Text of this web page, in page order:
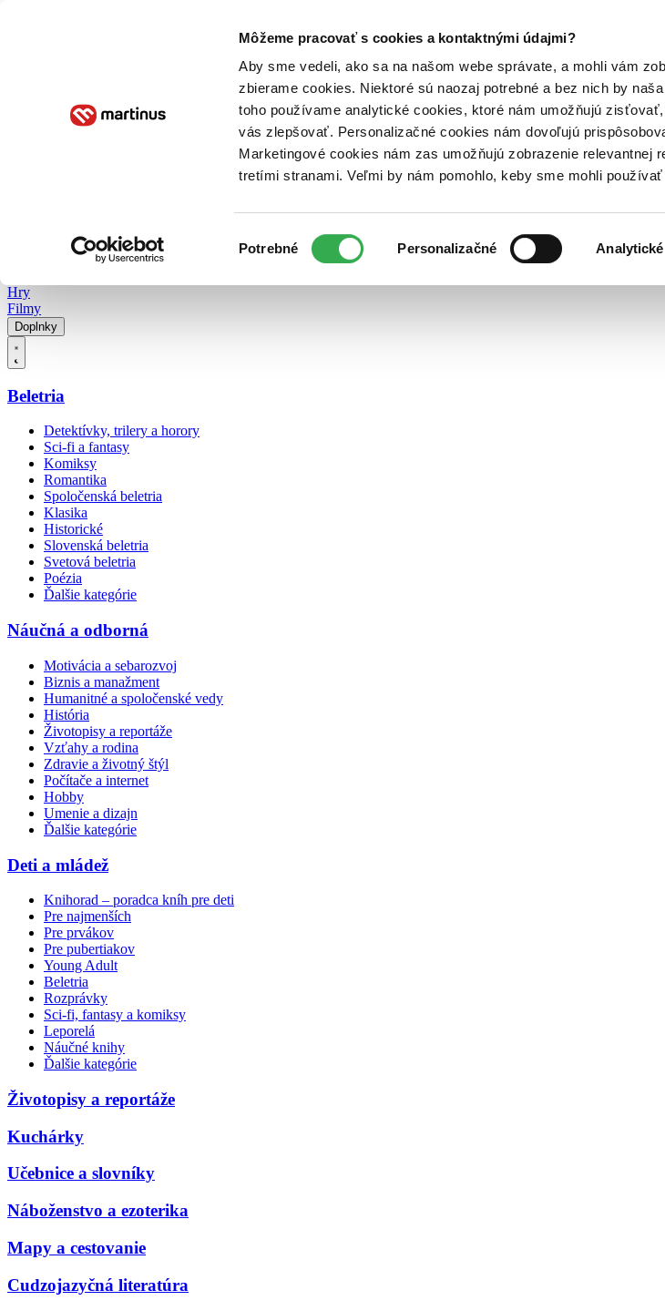
Môžeme pracovať s cookies a kontaktnými údajmi?
Aby sme vedeli, ako sa na našom webe správate, a mohli vám
zbierame cookies. Niektoré sú naozaj potrebné a bez nich by
toho používame analytické cookies, ktoré nám umožňujú
vás zlepšovať. Personalizačné cookies nám dovoľujú
Marketingové cookies nám zas umožňujú zobrazenie relevantnej
tretími stranami. Veľmi by nám pomohlo, keby sme mohli
súhlasu
Potrebné Personalizačné Analytické
Poukážky Kontakt
Hry
Filmy
Doplnky
Beletria
Detektívky, trilery a horory
Sci-fi a fantasy
Komiksy
Romantika
Spoločenská beletria
Klasika
Historické
Slovenská beletria
Svetová beletria
Poézia
Ďalšie kategórie
Náučná a odborná
Motivácia a sebarozvoj
Biznis a manažment
Humanitné a spoločenské vedy
História
Životopisy a reportáže
Vzťahy a rodina
Zdravie a životný štýl
Počítače a internet
Hobby
Umenie a dizajn
Ďalšie kategórie
Deti a mládež
Knihorad – poradca kníh pre deti
Pre najmenších
Pre prvákov
Pre pubertiakov
Young Adult
Beletria
Rozprávky
Sci-fi, fantasy a komiksy
Leporelá
Náučné knihy
Ďalšie kategórie
Životopisy a reportáže
Kuchárky
Učebnice a slovníky
Náboženstvo a ezoterika
Mapy a cestovanie
Cudzojazyčná literatúra